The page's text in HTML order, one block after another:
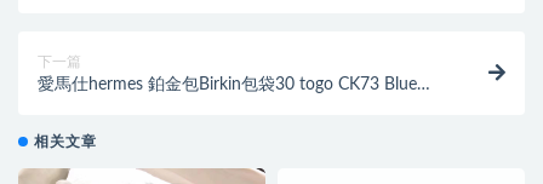
下一篇
愛馬仕hermes 鉑金包Birkin包袋30 togo CK73 Blue
相关文章